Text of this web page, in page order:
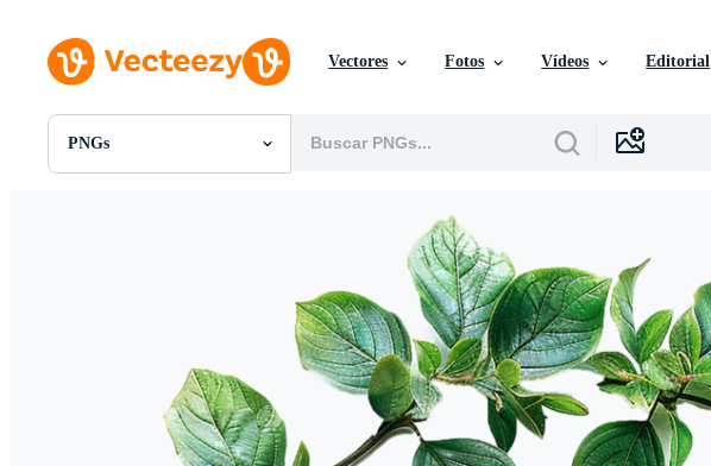
Vectores Fotos Vídeos Editorial
PNGs
Todas Imágenes
Gráficos en Movimiento
Imágenes Editoriales
Eventos Editoriales